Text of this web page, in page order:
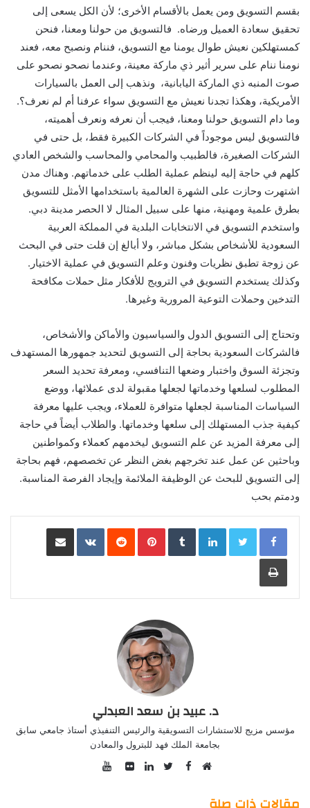
بقسم التسويق ومن يعمل بالأقسام الأخرى؛ لأن الكل يسعى إلى
تحقيق سعادة العميل ورضاه. فالتسويق من حولنا ومعنا، فنحن
كمستهلكين نعيش طوال يومنا مع التسويق، فننام ونصبح معه، فعند
نومنا ننام على سرير أثير ذي ماركة معينة، وعندما نصحو نصحو على
صوت المنبه ذي الماركة اليابانية، ونذهب إلى العمل بالسيارات
الأمريكية، وهكذا تجدنا نعيش مع التسويق سواء عرفنا أم لم نعرف؟.
وما دام التسويق حولنا ومعنا، فيجب أن نعرفه ونعرف أهميته،
فالتسويق ليس موجوداً في الشركات الكبيرة فقط، بل حتى في
الشركات الصغيرة، فالطبيب والمحامي والمحاسب والشخص العادي
كلهم في حاجة إليه لينظم عملية الطلب على خدماتهم. وهناك مدن
اشتهرت وحازت على الشهرة العالمية باستخدامها الأمثل للتسويق
بطرق علمية ومهنية، منها على سبيل المثال لا الحصر مدينة دبي.
واستخدم التسويق في الانتخابات البلدية في المملكة العربية
السعودية للأشخاص بشكل مباشر، ولا أبالغ إن قلت حتى في البحث
عن زوجة تطبق نظريات وفنون وعلم التسويق في عملية الاختيار.
وكذلك يستخدم التسويق في الترويج للأفكار مثل حملات مكافحة
التدخين وحملات التوعية المرورية وغيرها.
وتحتاج إلى التسويق الدول والسياسيون والأماكن والأشخاص،
فالشركات السعودية بحاجة إلى التسويق لتحديد جمهورها المستهدف
وتجزئة السوق واختبار وضعها التنافسي، ومعرفة تحديد السعر
المطلوب لسلعها وخدماتها لجعلها مقبولة لدى عملائها، ووضع
السياسات المناسبة لجعلها متوافرة للعملاء، ويجب عليها معرفة
كيفية جذب المستهلك إلى سلعها وخدماتها. والطلاب أيضاً في حاجة
إلى معرفة المزيد عن علم التسويق ليخدمهم كعملاء وكمواطنين
وباحثين عن عمل عند تخرجهم بغض النظر عن تخصصهم، فهم بحاجة
إلى التسويق للبحث عن الوظيفة الملائمة وإيجاد الفرصة المناسبة.
ودمتم بحب
LinkedIn
Pinterest مشاركة عبر البريد
طباعة
د. عبيد بن سعد العبدلي
مؤسس مزيج للاستشارات التسويقية والرئيس التنفيذي أستاذ جامعي سابق
بجامعة الملك فهد للبترول والمعادن
Facebook